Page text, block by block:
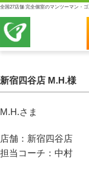
全国27店舗 完全個室のマンツーマン・
完全個室マン
統一されたレッ
新宿四谷店 M.H.様
M.H.さま
店舗：新宿四谷店
担当コーチ：中村